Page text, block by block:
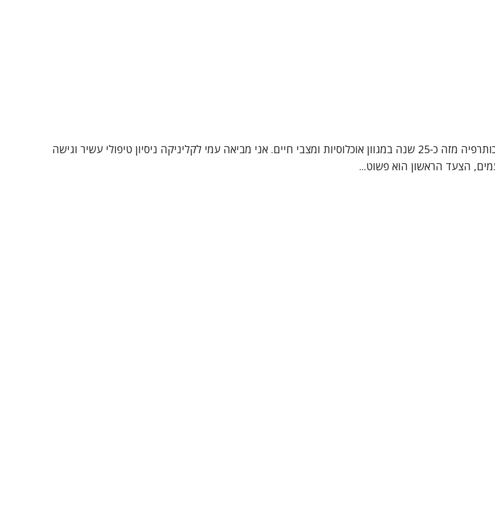
נעים להכיר שמי אפרת, אני עובדת סוציאלית קלינית, המטפלת בפסיכותרפיה מזה כ-25 שנה במגוון אוכלוסיות ומצבי חיים. אני מביאה עמי לקליניקה ניסיון טיפולי עשיר וגישה
הצעד הראשון הוא פשוט...